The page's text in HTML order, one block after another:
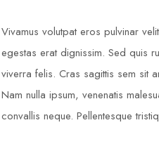
Vivamus volutpat eros pulvinar
egestas erat dignissim. Sed quis
viverra felis. Cras sagittis sem sit
Nam nulla ipsum, venenatis
convallis neque. Pellentesque